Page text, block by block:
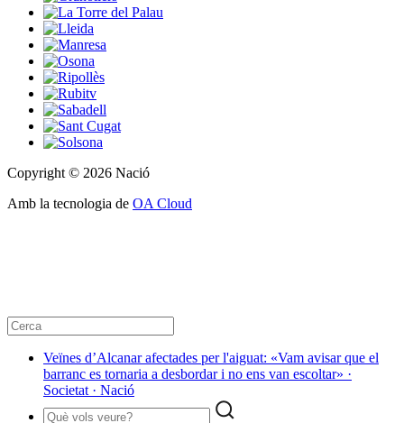
Copyright © 2026 Nació
Amb la tecnologia de OA Cloud
Veïnes d’Alcanar afectades per l'aiguat: «Vam avisar que el
barranc es tornaria a desbordar i no ens van escoltar» ·
Societat · Nació